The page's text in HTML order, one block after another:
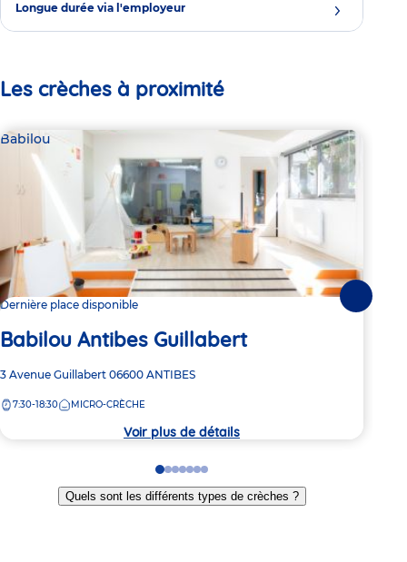
Longue durée via l'employeur
Les crèches à proximité
Babilou
Dernière place disponible
Babilou Antibes Guillabert
Adresse
la
3 Avenue Guillabert 06600 ANTIBES
7:30-18:30 MICRO-CRÈCHE
Voir plus de détails
Go
to
slide
Go
to
slide
Go
to
slide
Go
to
slide
Go
to
slide
Go
to
slide
Go
to
slide
Quels sont les différents types de crèches ?